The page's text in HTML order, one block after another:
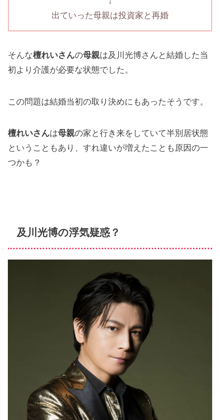
出ていった母親は投資家と再婚
そんな檀れいさんの母親は及川光博さんと結婚した当
初より介護が必要な状態でした。
この問題は結婚当初の取り決めにもあったそうです。
檀れいさんは母親の家と行き来をしていて半別居状態
ということもあり、すれ違いが増えたことも原因の一
つかも？
及川光博の浮気疑惑？